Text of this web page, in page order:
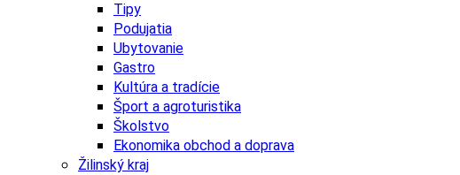
Tipy
Podujatia
Ubytovanie
Gastro
Kultúra a tradície
Šport a agroturistika
Školstvo
Ekonomika obchod a doprava
Žilinský kraj